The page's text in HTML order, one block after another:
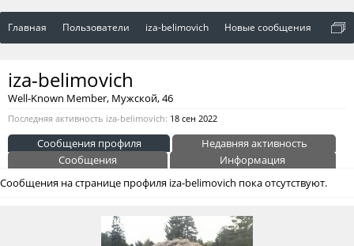
Главная Пользователи iza-belimovich Новые сообщения
iza-belimovich
Well-Known Member, Мужской, 46
Последняя активность iza-belimovich: 18 сен 2022
Сообщения профиля
Недавняя активность
Сообщения
Информация
Сообщения на странице профиля iza-belimovich пока отсутствуют.
оват